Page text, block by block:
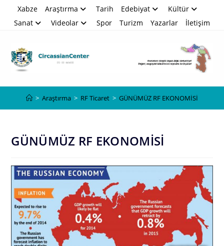
Xabze Araştırma Tarih Edebiyat
Kültür
Sanat
Videolar Spor Turizm Yazarlar İletişim
> Araştırma > RF Ticaret > GÜNÜMÜZ RF EKONOMİSİ
GÜNÜMÜZ RF EKONOMİSİ